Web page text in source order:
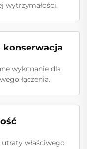
wytrzymałości.
konserwacja
wykonanie dla
łączenia.
właściwego